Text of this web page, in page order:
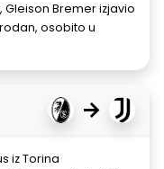
Gleison Bremer izjavio
osobito u
→
iz Torina